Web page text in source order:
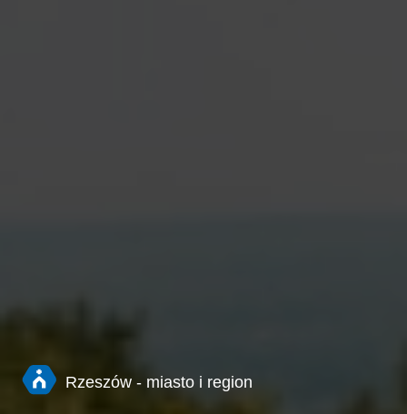
Rzeszów - miasto i region